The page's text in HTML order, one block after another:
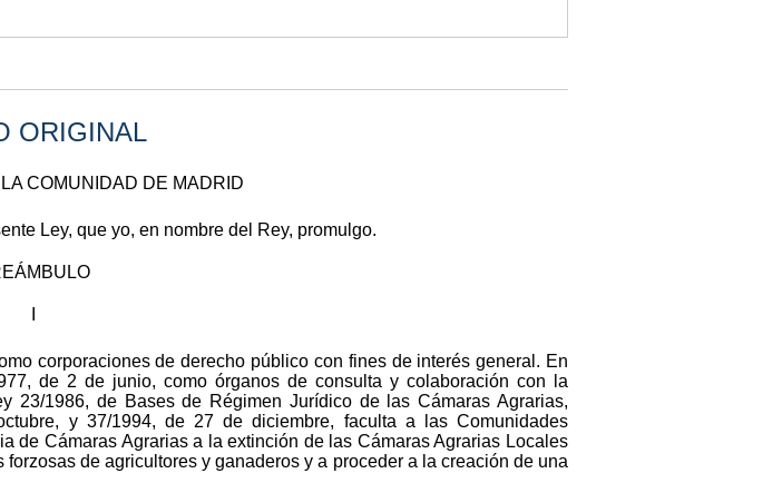
ORIGINAL
COMUNIDAD DE MADRID
Ley, que yo, en nombre del Rey, promulgo.
corporaciones de derecho público con fines de interés general. En
de 2 de junio, como órganos de consulta y colaboración con la
23/1986, de Bases de Régimen Jurídico de las Cámaras Agrarias,
y 37/1994, de 27 de diciembre, faculta a las Comunidades
de Cámaras Agrarias a la extinción de las Cámaras Agrarias Locales
de agricultores y ganaderos y a proceder a la creación de una